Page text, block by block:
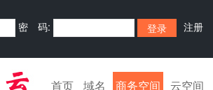
密 码: 注册
首页 域名 商务空间 云空间